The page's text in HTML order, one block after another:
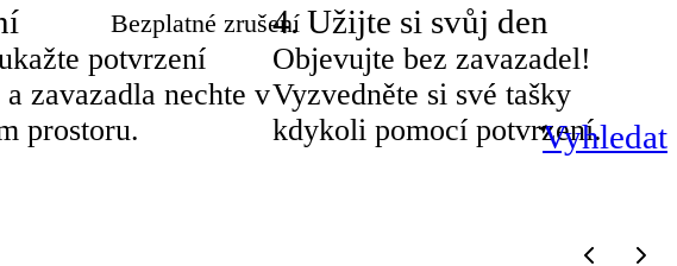
Bezplatné zrušení
Vyhledat
potvrzení
zavazadla nechte v
prostoru.
4.Užijte si svůj den
Objevujte bez zavazadel!
Vyzvedněte si své tašky
kdykoli pomocí potvrzení.